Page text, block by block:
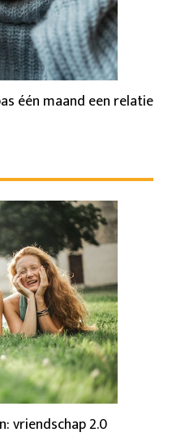
één maand een relatie
vriendschap 2.0